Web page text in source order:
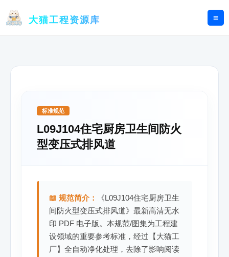
大猫工程资源库
标准规范
L09J104住宅厨房卫生间防火
型变压式排风道
📖 规范简介：
《L09J104住宅厨房卫生
间防火型变压式排风道》最新高清无水
印 PDF 电子版。本规范/图集为工程建
设领域的重要参考标准，经过【大猫工
厂】全自动净化处理，去除了影响阅读